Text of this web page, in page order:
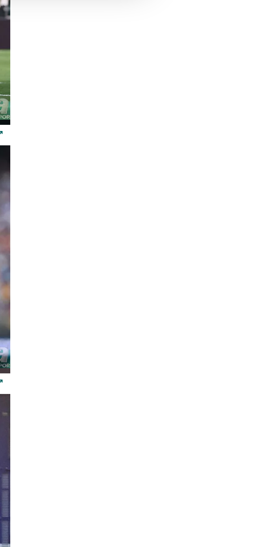
ve sizlere yönelik
kullanılacaktır.
ilişkin detaylı bilgi için Ayarlar
okumak ve sitemizde ilgili